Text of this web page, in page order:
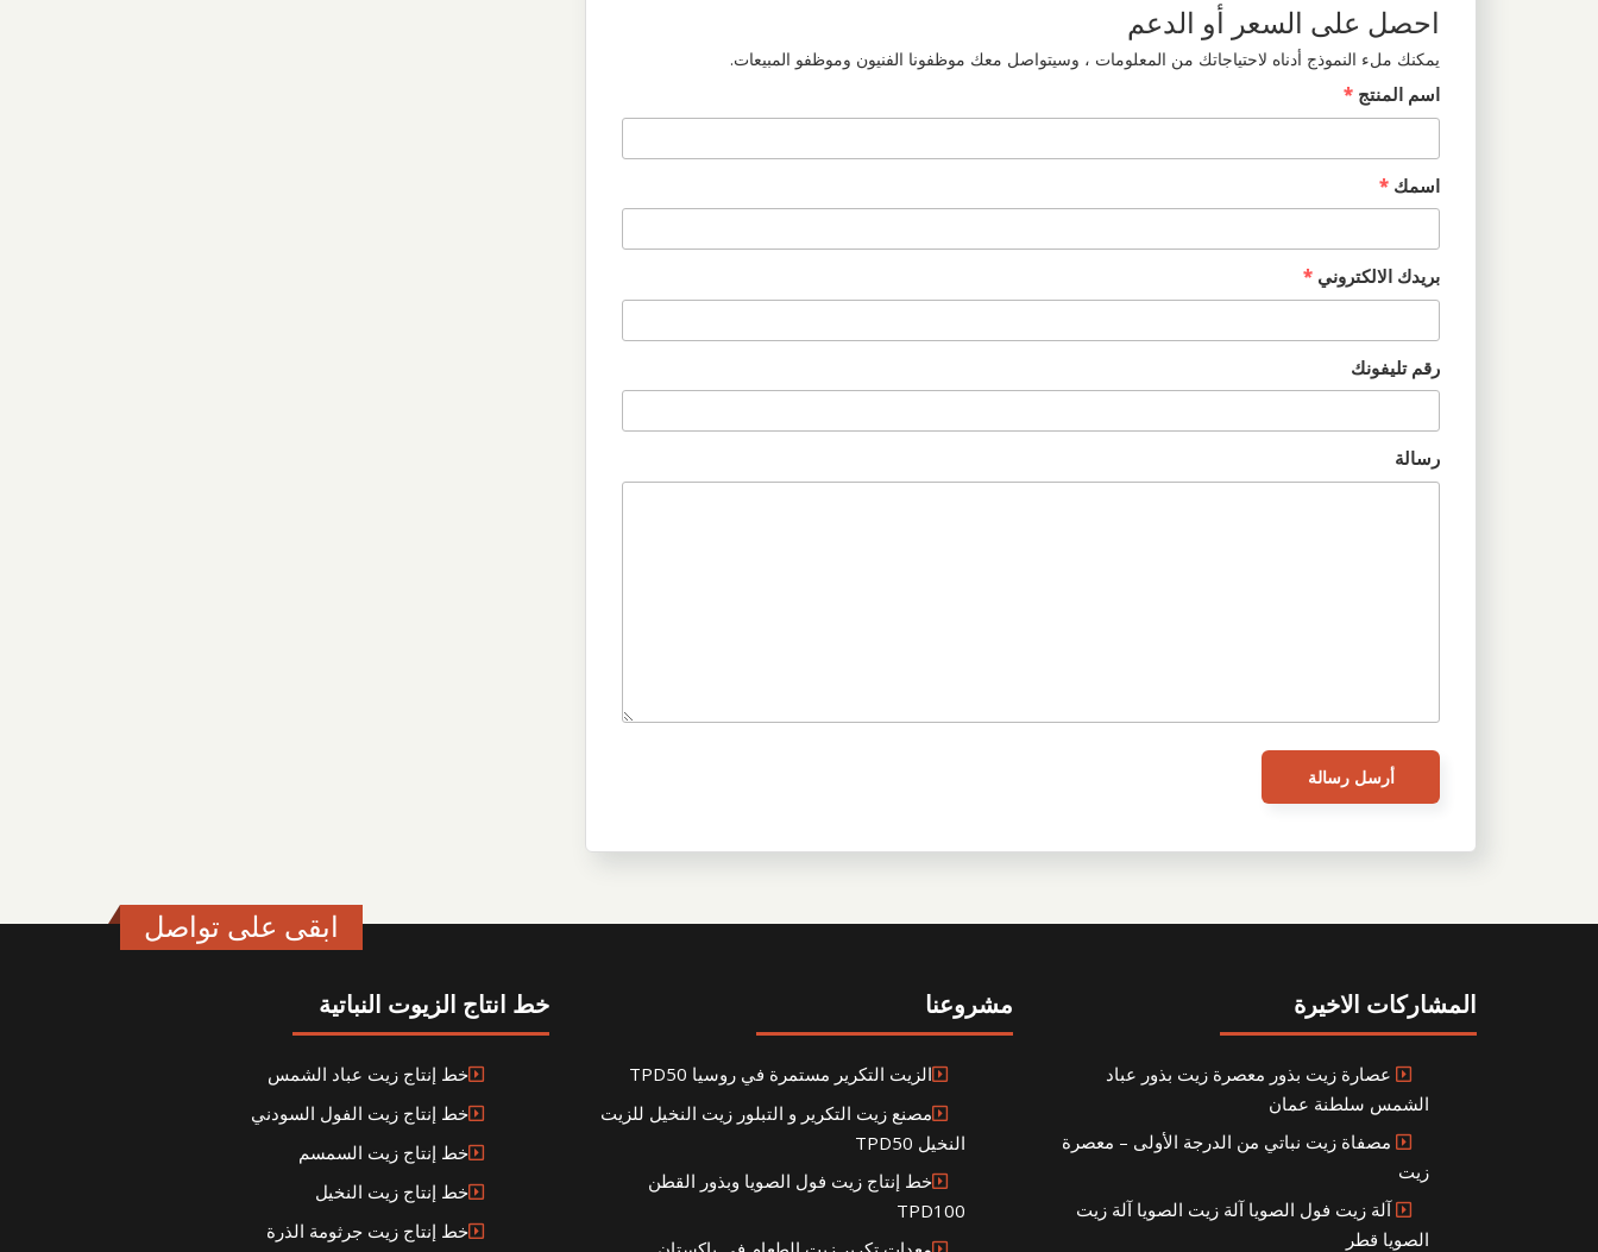
احصل على السعر أو الدعم
يمكنك ملء النموذج أدناه لاحتياجاتك من المعلومات ، وسيتواصل معك موظفونا الفنيون وموظفو المبيعات.
اسم المنتج *
اسمك *
بريدك الالكتروني *
رقم تليفونك
رسالة
ابقى على تواصل
خط انتاج الزيوت النباتية
خط إنتاج زيت عباد الشمس
خط إنتاج زيت الفول السودني
خط إنتاج زيت السمسم
خط إنتاج زيت النخيل
خط إنتاج زيت جرثومة الذرة
مشروعنا
الزيت التكرير مستمرة في روسيا TPD50
مصنع زيت التكرير و التبلور زيت النخيل للزيت
النخيل TPD50
خط إنتاج زيت فول الصويا وبذور القطن
TPD100
المشاركات الاخيرة
عصارة زيت بذور معصرة زيت بذور عباد
الشمس سلطنة عمان
مصفاة زيت نباتي من الدرجة الأولى – معصرة
زيت
آلة زيت فول الصويا آلة زيت الصويا آلة زيت
الصويا قطر